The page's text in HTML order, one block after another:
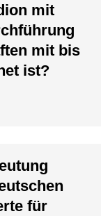
mit
mit bis
ist?
für